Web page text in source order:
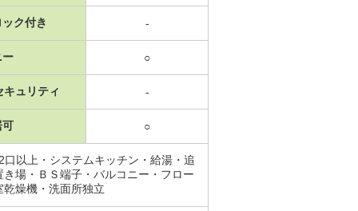
ク付き -
ー ○
キュリティ -
可 ○
以上・システムキッチン・給湯・追
場・ＢＳ端子・バルコニー・フロー
燥機・洗面所独立